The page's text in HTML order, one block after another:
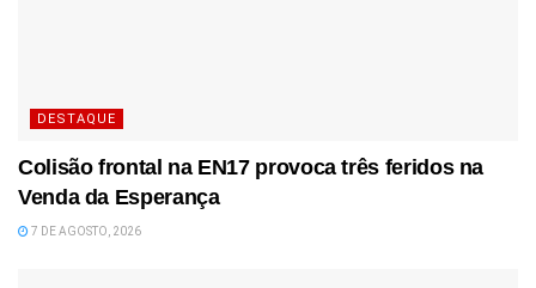
DESTAQUE
Colisão frontal na EN17 provoca três feridos na
Venda da Esperança
7 DE AGOSTO, 2026